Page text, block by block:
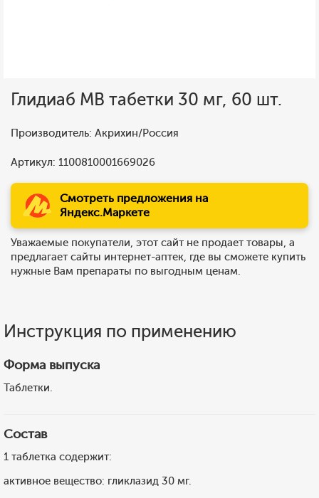
Глидиаб МВ табетки 30 мг, 60 шт.
Производитель: Акрихин/Россия
Артикул: 1100810001669026
Смотреть предложения на
Яндекс.Маркете
Уважаемые покупатели, этот сайт не продает товары, а
предлагает сайты интернет-аптек, где вы сможете купить
нужные Вам препараты по выгодным ценам.
Инструкция по применению
Форма выпуска
Таблетки.
Состав
1 таблетка содержит:
активное вещество: гликлазид 30 мг.